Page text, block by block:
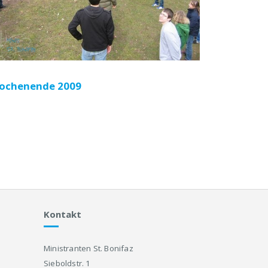
2009
Kontakt
Ministranten St. Bonifaz
Sieboldstr. 1